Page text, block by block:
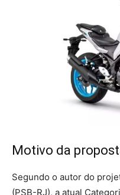
Motivo da
Segundo o autor do
(PSB-RJ), a atual